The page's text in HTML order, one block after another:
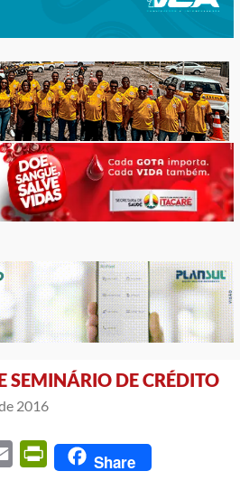
SEMINÁRIO DE CRÉDITO
2016
Email PrintFriendly
Share